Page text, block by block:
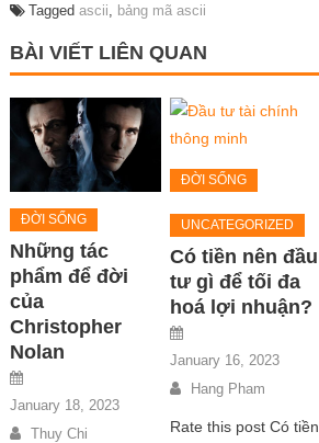
Tagged ascii bảng mã ascii
BÀI VIẾT LIÊN QUAN
ĐỜI SỐNG
Những tác
phẩm để đời
của
Christopher
Nolan
January 18, 2023
Thuy Chi
ĐỜI SỐNG
UNCATEGORIZED
Có tiền nên đầu
tư gì để tối đa
hoá lợi nhuận?
January 16, 2023
Hang Pham
Rate this post Có tiền